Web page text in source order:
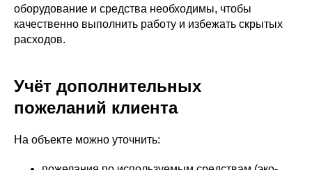
оборудование и средства необходимы, чтобы
качественно выполнить работу и избежать скрытых
расходов.
Учёт дополнительных
пожеланий клиента
На объекте можно уточнить: